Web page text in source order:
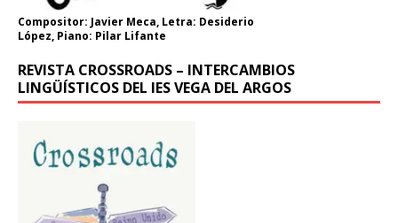
Compositor: Javier Meca, Letra: Desiderio
López, Piano: Pilar Lifante
REVISTA CROSSROADS – INTERCAMBIOS
LINGÜÍSTICOS DEL IES VEGA DEL ARGOS